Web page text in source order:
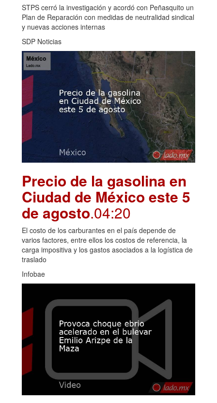
STPS cerró la investigación y acordó con Peñasquito un
Plan de Reparación con medidas de neutralidad sindical
y nuevas acciones internas
SDP Noticias
Precio de la gasolina en
Ciudad de México este 5
de agosto.04:20
El costo de los carburantes en el país depende de
varios factores, entre ellos los costos de referencia, la
carga impositiva y los gastos asociados a la logística de
traslado
Infobae